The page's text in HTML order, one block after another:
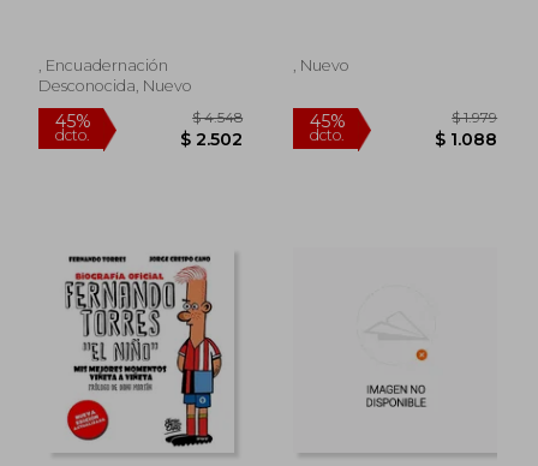
50%
dcto. $ 1.201 dcto.
, Encuadernación
Desconocida, Nuevo
, Nuevo